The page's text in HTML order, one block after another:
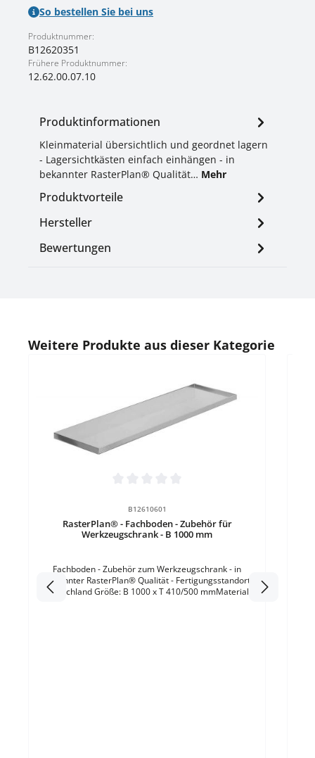
So bestellen Sie bei uns
Produktnummer:
B12620351
Frühere Produktnummer:
12.62.00.07.10
Produktinformationen
Kleinmaterial übersichtlich und geordnet lagern
- Lagersichtkästen einfach einhängen - in
bekannter RasterPlan® Qualität… Mehr
Produktvorteile
Hersteller
Bewertungen
Produktgalerie überspringen
Weitere Produkte aus dieser Kategorie
B12610601
RasterPlan® - Fachboden - Zubehör für
Werkzeugschrank - B 1000 mm
Fachboden - Zubehör zum Werkzeugschrank - in
bekannter RasterPlan® Qualität - Fertigungsstandort
Deutschland Größe: B 1000 x T 410/500 mmMaterial: